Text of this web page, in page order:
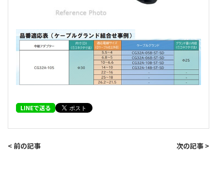
LINEで送る
< 前の記事 次の記事 >